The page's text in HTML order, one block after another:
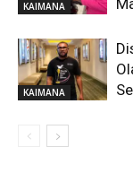
KAIMANA
KAIMANA